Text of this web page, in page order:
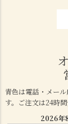
青色は電話・メー
す。ご注文は24時間
2026年